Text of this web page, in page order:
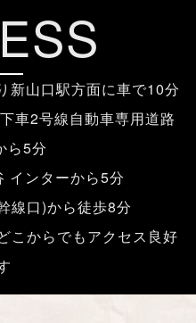
新山口駅方面に車で10分
車2号線自動車専用道路
ら5分
インターから5分
線口)から徒歩8分
こからでもアクセス良好